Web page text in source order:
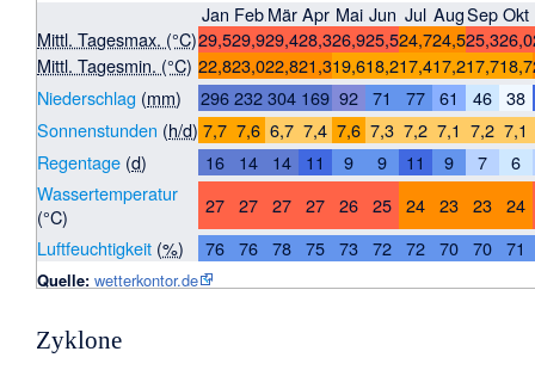
Jan FebMärApr Mai Jun Jul AugSep Okt
Mittl. Tagesmax. (°C)29,529,929,428,326,925,524,724,525,326,0
Mittl. Tagesmin. (°C) 22,823,022,821,319,618,217,417,217,718,7
Niederschlag (mm) 296 232 304 169 92 71 77 61 46 38
Sonnenstunden (h/d) 7,7 7,6 6,7 7,4 7,6 7,3 7,2 7,1 7,2 7,1
Regentage (d) 16 14 14 11 9 9 11 9 7
6
Wassertemperatur
(°C)
27 27 27 27 26 25 24 23 23 24
Luftfeuchtigkeit (%) 76 76 78 75 73 72 72 70 70 71
Quelle: wetterkontor.de
Zyklone